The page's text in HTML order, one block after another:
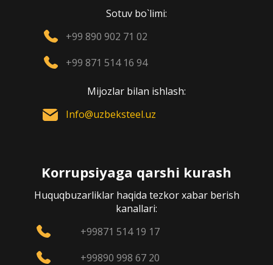
Sotuv bo`limi:
+99 890 902 71 02
+99 871 514 16 94
Mijozlar bilan ishlash:
Info@uzbeksteel.uz
Korrupsiyaga qarshi kurash
Huquqbuzarliklar haqida tezkor xabar berish
kanallari:
+99871 514 19 17
+99890 998 67 20